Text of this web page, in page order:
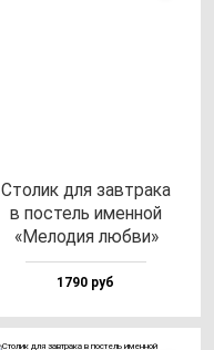
Сто­лик для зав­тра­ка
в пос­тель имен­ной
«Мело­дия люб­ви»
1790 руб